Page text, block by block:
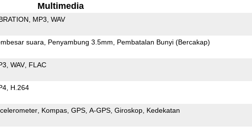
Multimedia
MP3 WAV
suara Penyambung 3.5mm Pembatalan Bunyi (Bercakap)
WAV FLAC
H.264
Kompas GPS A-GPS Giroskop Kedekatan